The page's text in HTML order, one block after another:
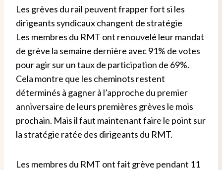
Les grèves du rail peuvent frapper fort si les
dirigeants syndicaux changent de stratégie
Les membres du RMT ont renouvelé leur mandat
de grève la semaine dernière avec 91% de votes
pour agir sur un taux de participation de 69%.
Cela montre que les cheminots restent
déterminés à gagner à l’approche du premier
anniversaire de leurs premières grèves le mois
prochain. Mais il faut maintenant faire le point sur
la stratégie ratée des dirigeants du RMT.
Les membres du RMT ont fait grève pendant 11